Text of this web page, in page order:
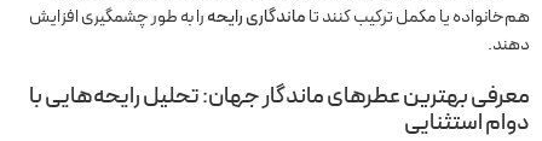
هم‌خانواده یا مکمل ترکیب کنند تاماندگاری رایحهرا به طور چشمگیری افزایش
دهند.
معرفیبهترین عطرهای ماندگارجهان: تحلیل رایحه‌هایی با
دوام استثنایی